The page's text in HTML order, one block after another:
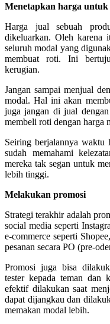
Menetapkan harga
Harga jual sebuah
dikeluarkan. Oleh karena
seluruh modal yang
membuat roti. Ini
kerugian.
Jangan sampai menjual
modal. Hal ini akan
juga jangan di jual
membeli roti dengan harga
Seiring berjalannya waktu
sudah memahami
mereka tak segan untuk
lebih tinggi.
Melakukan promosi
Strategi terakhir adalah
social media seperti
e-commerce seperti
pesanan secara PO (pre-
Promosi juga bisa
tester kepada teman dan
efektif dilakukan saat
dapat dijangkau dan
memakan modal lebih.